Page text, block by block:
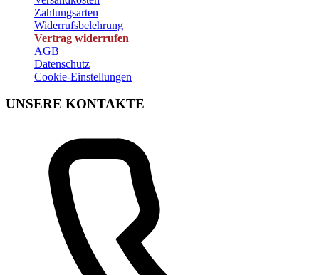
Zahlungsarten
Widerrufsbelehrung
Vertrag widerrufen
AGB
Datenschutz
Cookie-Einstellungen
UNSERE KONTAKTE